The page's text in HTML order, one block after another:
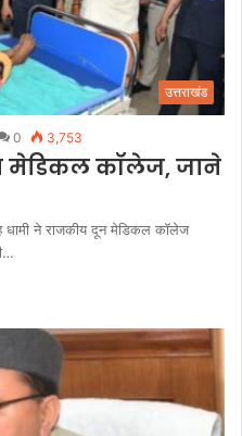
उत्तराखंड
0 3,753
मेडिकल कॉलेज, जाने
धामी ने राजकीय दून मेडिकल कॉलेज